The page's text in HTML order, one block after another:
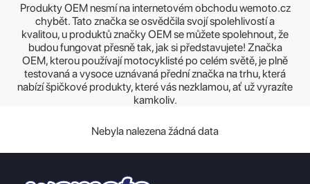
Produkty OEM nesmí na internetovém obchodu wemoto.cz
chybět. Tato značka se osvědčila svojí spolehlivostí a
kvalitou, u produktů značky OEM se můžete spolehnout, že
budou fungovat přesně tak, jak si představujete! Značka
OEM, kterou používají motocyklisté po celém světě, je plně
testovaná a vysoce uznávaná přední značka na trhu, která
nabízí špičkové produkty, které vás nezklamou, ať už vyrazíte
kamkoliv.
Nebyla nalezena žádná data